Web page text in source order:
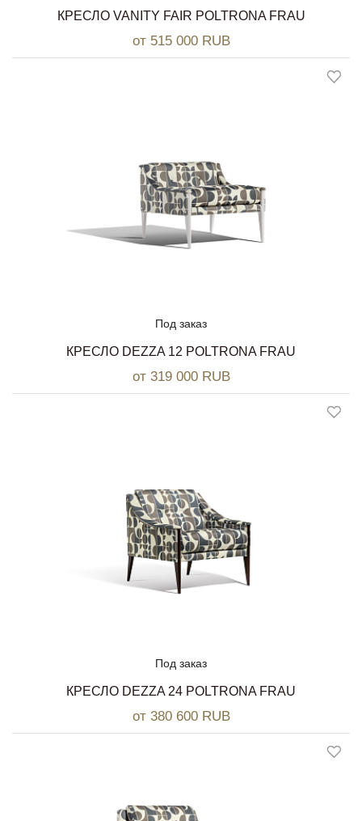
КРЕСЛО VANITY FAIR POLTRONA FRAU
от 515 000 RUB
Под заказ
КРЕСЛО DEZZA 12 POLTRONA FRAU
от 319 000 RUB
Под заказ
КРЕСЛО DEZZA 24 POLTRONA FRAU
от 380 600 RUB